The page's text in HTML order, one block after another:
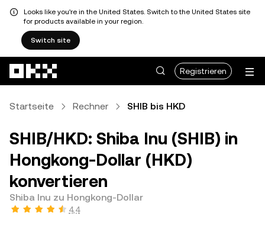
Looks like you're in the United States. Switch to the United States site
for products available in your region.
Switch site
Registrieren
Startseite Rechner SHIB bis HKD
SHIB/HKD: Shiba Inu (SHIB) in
Hongkong-Dollar (HKD)
konvertieren
Shiba Inu zu Hongkong-Dollar
4,4